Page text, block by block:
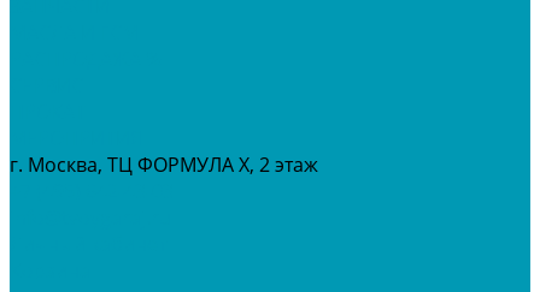
г. Москва, ТЦ ФОРМУЛА Х, 2 этаж